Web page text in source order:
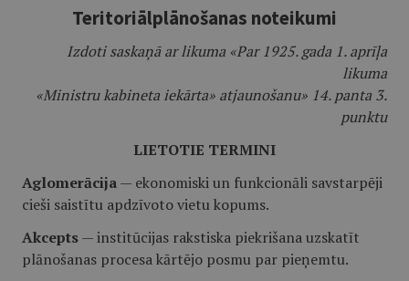
Teritoriālplānošanas noteikumi
Izdoti saskaņā ar likuma «Par 1925. gada 1. aprīļa
likuma
«Ministru kabineta iekārta» atjaunošanu» 14. panta 3.
punktu
LIETOTIE TERMINI
Aglomerācija— ekonomiski un funkcionāli savstarpēji
cieši saistītu apdzīvoto vietu kopums.
Akcepts— institūcijas rakstiska piekrišana uzskatīt
plānošanas procesa kārtējo posmu par pieņemtu.